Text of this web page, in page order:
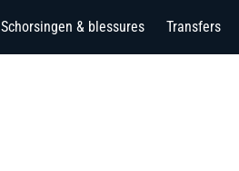
Schorsingen & blessures Transfers